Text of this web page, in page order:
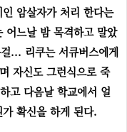
암살자가 처리 한다는
어느날 밤 목격하고 말았
... 리쿠는 서큐버스에게
자신도 그런식으로 죽
고 다음날 학교에서 얼
확신을 하게 된다.